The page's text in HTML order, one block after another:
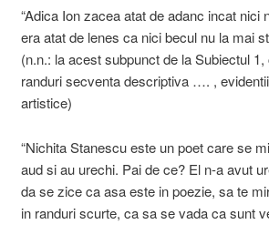
“Adica Ion zacea atat de adanc incat
era atat de lenes ca nici becul nu la mai
(n.n.: la acest subpunct de la Subiectul
randuri secventa descriptiva …. ,
artistice)
“Nichita Stanescu este un poet care se
aud si au urechi. Pai de ce? El n-a avut
da se zice ca asa este in poezie, sa te
in randuri scurte, ca sa se vada ca sunt